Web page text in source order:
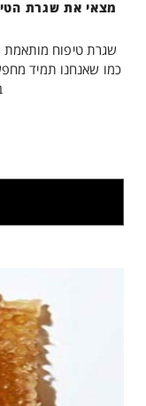
מצאי את שגרת
שגרת טיפוח מותאמת
כמו שאנחנו תמיד